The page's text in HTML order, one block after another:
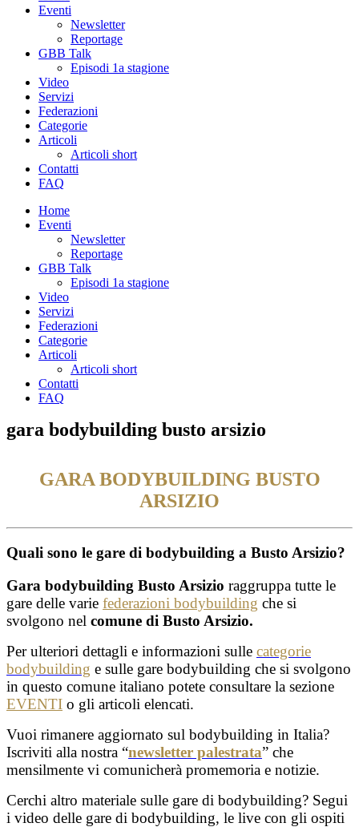
Eventi
Newsletter
Reportage
GBB Talk
Episodi 1a stagione
Video
Servizi
Federazioni
Categorie
Articoli
Articoli short
Contatti
FAQ
Home
Eventi
Newsletter
Reportage
GBB Talk
Episodi 1a stagione
Video
Servizi
Federazioni
Categorie
Articoli
Articoli short
Contatti
FAQ
gara bodybuilding busto arsizio
GARA BODYBUILDING BUSTO
ARSIZIO
Quali sono le gare di bodybuilding a Busto Arsizio?
Gara bodybuilding Busto Arsizio raggruppa tutte le
gare delle varie federazioni bodybuilding che si
svolgono nel comune di Busto Arsizio.
Per ulteriori dettagli e informazioni sulle categorie
bodybuilding e sulle gare bodybuilding che si svolgono
in questo comune italiano potete consultare la sezione
EVENTI o gli articoli elencati.
Vuoi rimanere aggiornato sul bodybuilding in Italia?
Iscriviti alla nostra “newsletter palestrata” che
mensilmente vi comunicherà promemoria e notizie.
Cerchi altro materiale sulle gare di bodybuilding? Segui
i video delle gare di bodybuilding, le live con gli ospiti